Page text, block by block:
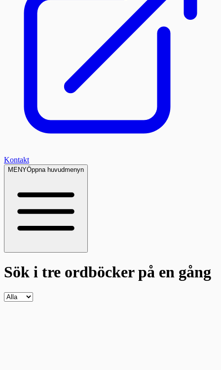
Kontakt
MENYÖppna huvudmenyn
Sök i tre ordböckerpå en gång